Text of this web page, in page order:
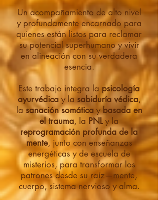
Un acompañamiento de alto nivel
y profundamente encarnado para
quienes están listos para reclamar
su potencial superhumano y vivir
en alineación con su verdadera
esencia.
Este trabajo integra la psicología
ayurvédicay la sabiduría védica,
lasanación somáticay basada en
el trauma, la PNLy la
reprogramación profunda de la
mente, junto con enseñanzas
energéticas y de escuela de
misterios, para transformar los
patrones desde su raíz—mente,
cuerpo, sistema nervioso y alma.